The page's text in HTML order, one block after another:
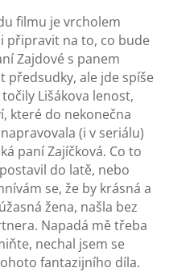
filmu je vrcholem
připravit na to, co bude
Zajdové s panem
předsudky, ale jde spíše
Lišákova lenost,
které do nekonečna
(i v seriálu)
paní Zajíčková. Co to
do latě, nebo
se, že by krásná a
žena, našla bez
Napadá mě třeba
nechal jsem se
fantazijního díla.